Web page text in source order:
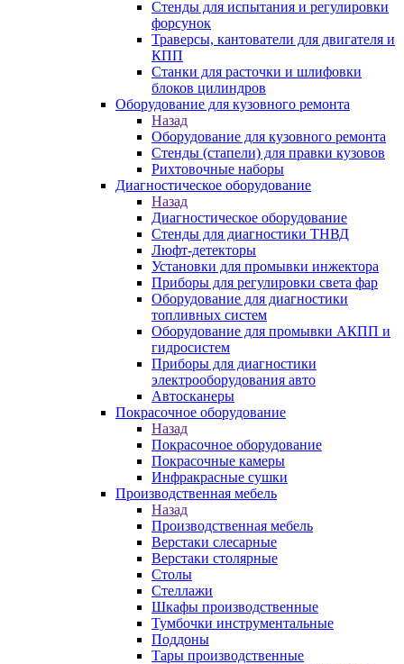
Стенды для испытания и регулировки
форсунок
Траверсы, кантователи для двигателя и
КПП
Станки для расточки и шлифовки
блоков цилиндров
Оборудование для кузовного ремонта
Назад
Оборудование для кузовного ремонта
Стенды (стапели) для правки кузовов
Рихтовочные наборы
Диагностическое оборудование
Назад
Диагностическое оборудование
Стенды для диагностики ТНВД
Люфт-детекторы
Установки для промывки инжектора
Приборы для регулировки света фар
Оборудование для диагностики
топливных систем
Оборудование для промывки АКПП и
гидросистем
Приборы для диагностики
электрооборудования авто
Автосканеры
Покрасочное оборудование
Назад
Покрасочное оборудование
Покрасочные камеры
Инфракрасные сушки
Производственная мебель
Назад
Производственная мебель
Верстаки слесарные
Верстаки столярные
Столы
Стеллажи
Шкафы производственные
Тумбочки инструментальные
Поддоны
Тары производственные